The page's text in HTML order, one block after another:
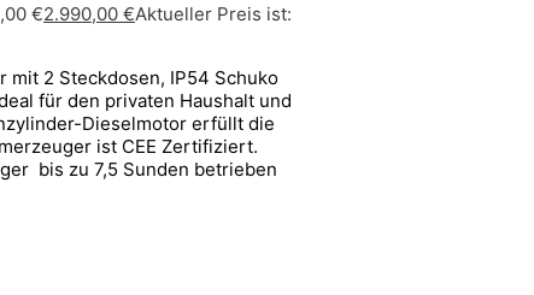
€2.990,00 €Aktueller Preis ist:
2 Steckdosen, IP54 Schuko
für den privaten Haushalt und
Dieselmotor erfüllt die
ist CEE Zertifiziert.
bis zu 7,5 Sunden betrieben